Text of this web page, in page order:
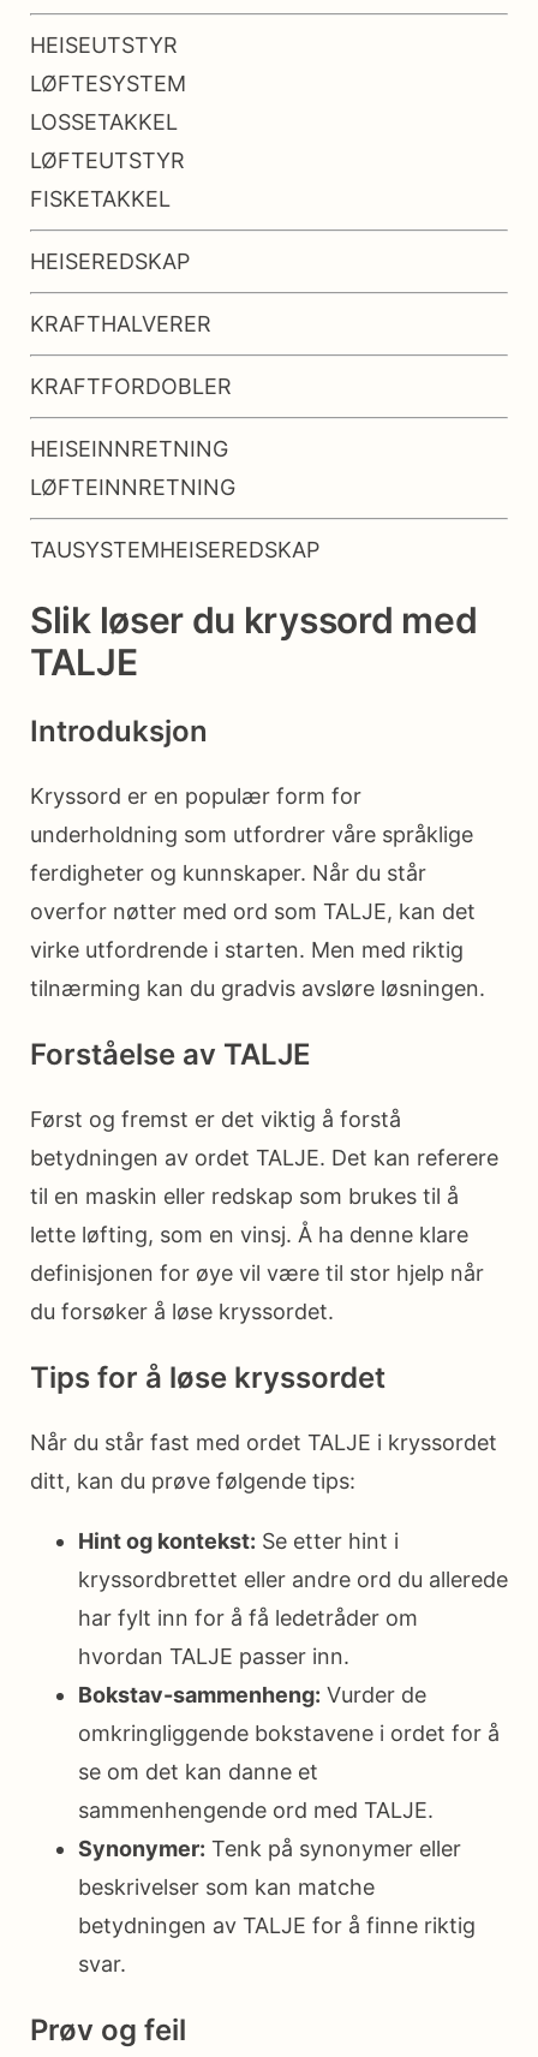
HEISEUTSTYR
LØFTESYSTEM
LOSSETAKKEL
LØFTEUTSTYR
FISKETAKKEL
HEISEREDSKAP
KRAFTHALVERER
KRAFTFORDOBLER
HEISEINNRETNING
LØFTEINNRETNING
TAUSYSTEMHEISEREDSKAP
Slik løser du kryssord med
TALJE
Introduksjon
Kryssord er en populær form for
underholdning som utfordrer våre språklige
ferdigheter og kunnskaper. Når du står
overfor nøtter med ord som TALJE, kan det
virke utfordrende i starten. Men med riktig
tilnærming kan du gradvis avsløre løsningen.
Forståelse av TALJE
Først og fremst er det viktig å forstå
betydningen av ordet TALJE. Det kan referere
til en maskin eller redskap som brukes til å
lette løfting, som en vinsj. Å ha denne klare
definisjonen for øye vil være til stor hjelp når
du forsøker å løse kryssordet.
Tips for å løse kryssordet
Når du står fast med ordet TALJE i kryssordet
ditt, kan du prøve følgende tips:
Hint og kontekst: Se etter hint i
kryssordbrettet eller andre ord du allerede
har fylt inn for å få ledetråder om
hvordan TALJE passer inn.
Bokstav-sammenheng: Vurder de
omkringliggende bokstavene i ordet for å
se om det kan danne et
sammenhengende ord med TALJE.
Synonymer: Tenk på synonymer eller
beskrivelser som kan matche
betydningen av TALJE for å finne riktig
svar.
Prøv og feil